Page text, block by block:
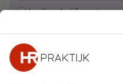
Ja, ik schrijf me in